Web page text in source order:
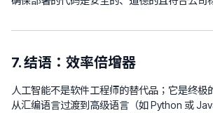
7. 结语：效率倍增器
人工智能不是软件工程师的替代品；它是终极
从汇编语言过渡到高级语言（如 Python 或